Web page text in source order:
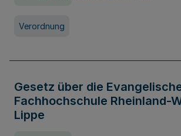
Verordnung
Gesetz über die
Fachhochschule Rheinland-
Lippe